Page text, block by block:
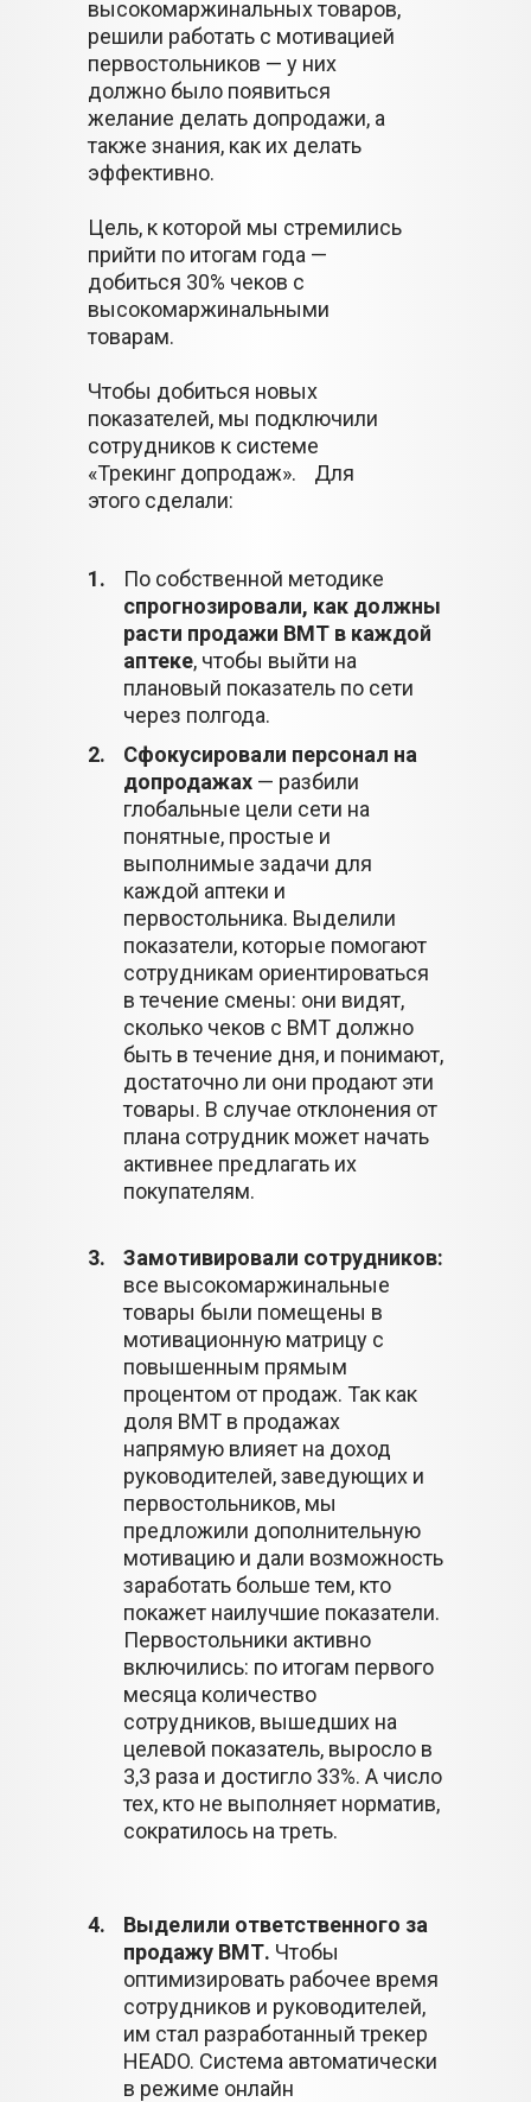
высокомаржинальных товаров,
решили работать с мотивацией
первостольников — у них
должно было появиться
желание делать допродажи, а
также знания, как их делать
эффективно.
Цель, к которой мы стремились
прийти по итогам года —
добиться 30% чеков с
высокомаржинальными
товарам.
Чтобы добиться новых
показателей, мы подключили
сотрудников к системе
«Трекинг допродаж». Для
этого сделали:
По собственной методике
спрогнозировали, как должны
расти продажи ВМТ в каждой
аптеке, чтобы выйти на
плановый показатель по сети
через полгода.
1.
Сфокусировали персонал на
допродажах — разбили
глобальные цели сети на
понятные, простые и
выполнимые задачи для
каждой аптеки и
первостольника. Выделили
показатели, которые помогают
сотрудникам ориентироваться
в течение смены: они видят,
сколько чеков с ВМТ должно
быть в течение дня, и понимают,
достаточно ли они продают эти
товары. В случае отклонения от
плана сотрудник может начать
активнее предлагать их
покупателям.
2.
Замотивировали сотрудников:
все высокомаржинальные
товары были помещены в
мотивационную матрицу с
повышенным прямым
процентом от продаж. Так как
доля ВМТ в продажах
напрямую влияет на доход
руководителей, заведующих и
первостольников, мы
предложили дополнительную
мотивацию и дали возможность
заработать больше тем, кто
покажет наилучшие показатели.
Первостольники активно
включились: по итогам первого
месяца количество
сотрудников, вышедших на
целевой показатель, выросло в
3,3 раза и достигло 33%. А число
тех, кто не выполняет норматив,
сократилось на треть.
3.
Выделили ответственного за
продажу ВМТ. Чтобы
оптимизировать рабочее время
сотрудников и руководителей,
им стал разработанный трекер
HEADO. Система автоматически
в режиме онлайн
4.